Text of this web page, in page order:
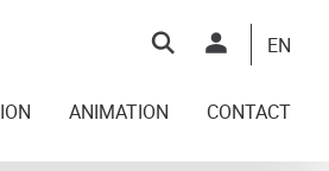
Top
EN
ANIMATION CONTACT